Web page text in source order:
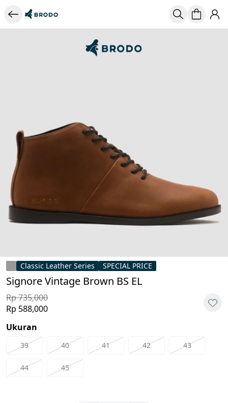
Classic Leather Series SPECIAL PRICE
Signore Vintage Brown BS EL
Rp 735,000
Rp 588,000
Ukuran
39 40 41 42 43
44 45